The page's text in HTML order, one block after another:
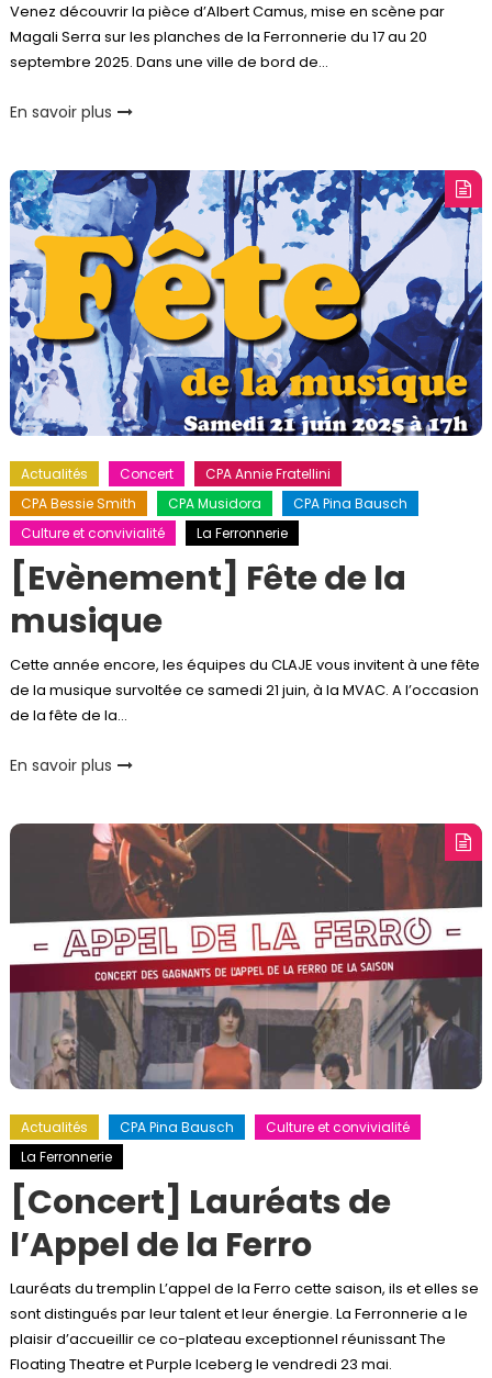
Venez découvrir la pièce d’Albert Camus, mise en scène par
Magali Serra sur les planches de la Ferronnerie du 17 au 20
septembre 2025. Dans une ville de bord de…
En savoir plus
Actualités Concert
CPA Annie Fratellini
CPA Bessie Smith
CPA Musidora
CPA Pina Bausch
Culture et convivialité
La Ferronnerie
[Evènement] Fête de la
musique
Cette année encore, les équipes du CLAJE vous invitent à une fête
de la musique survoltée ce samedi 21 juin, à la MVAC. A l’occasion
de la fête de la…
En savoir plus
Actualités CPA Pina Bausch
Culture et convivialité
La Ferronnerie
[Concert] Lauréats de
l’Appel de la Ferro
Lauréats du tremplin L’appel de la Ferro cette saison, ils et elles se
sont distingués par leur talent et leur énergie. La Ferronnerie a le
plaisir d’accueillir ce co-plateau exceptionnel réunissant The
Floating Theatre et Purple Iceberg le vendredi 23 mai.